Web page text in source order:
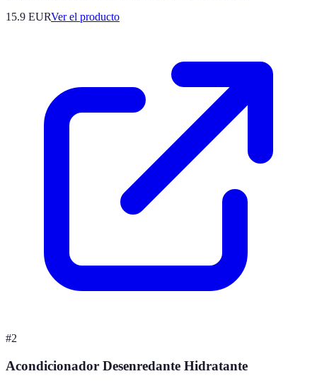
15.9 EURVer el producto
#2
Acondicionador Desenredante Hidratante